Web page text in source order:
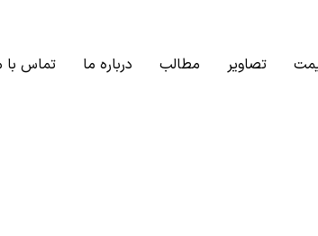
تصاویر مطالب درباره ما تماس با